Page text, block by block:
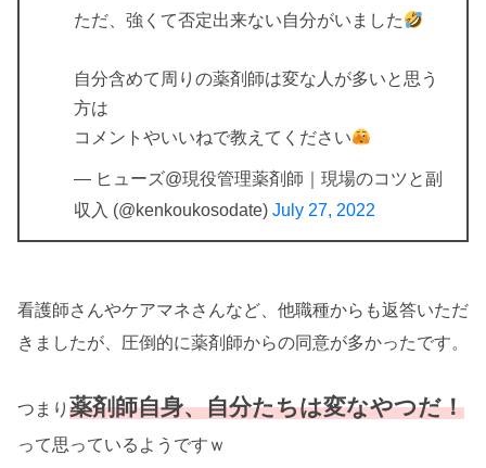
ただ、強くて否定出来ない自分がいました
自分含めて周りの薬剤師は変な人が多いと思う
方は
コメントやいいねで教えてください
— ヒューズ@現役管理薬剤師｜現場のコツと副
収入 (@kenkoukosodate) July 27, 2022
看護師さんやケアマネさんなど、他職種からも返答いただ
きましたが、圧倒的に薬剤師からの同意が多かったです。
つまり 薬剤師自身、自分たちは変なやつだ！
って思っているようですｗ